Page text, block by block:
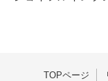
TOPページ